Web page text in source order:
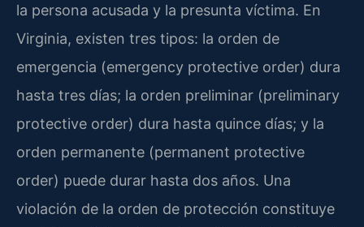
la persona acusada y la presunta víctima. En
Virginia, existen tres tipos: la orden de
emergencia (emergency protective order) dura
hasta tres días; la orden preliminar (preliminary
protective order) dura hasta quince días; y la
orden permanente (permanent protective
order) puede durar hasta dos años. Una
violación de la orden de protección constituye